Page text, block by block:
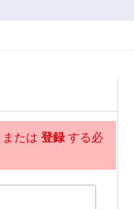
または 登録する必